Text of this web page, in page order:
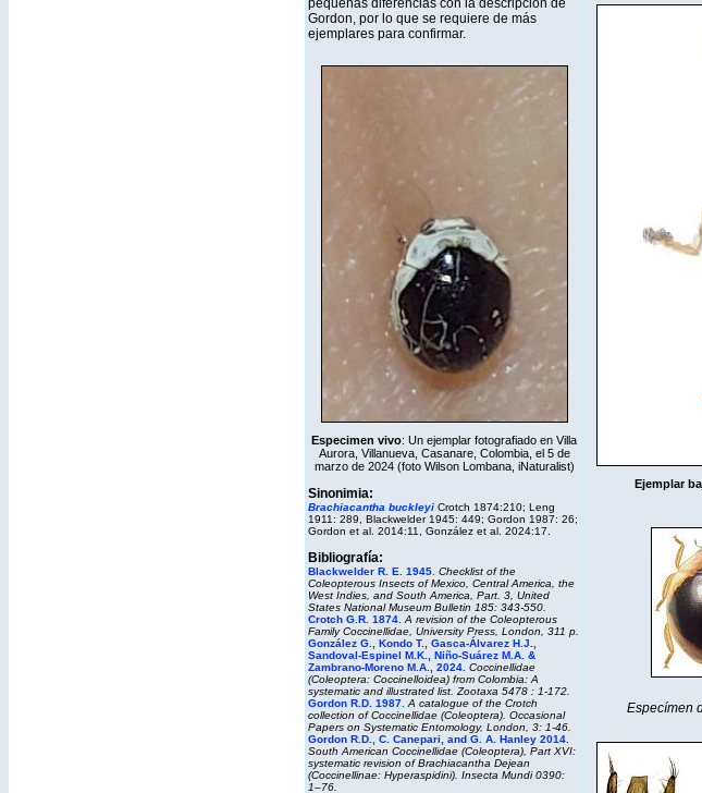
pequeñas diferencias con la descripción de
Gordon, por lo que se requiere de más
ejemplares para confirmar.
Especimen vivo: Un ejemplar fotografiado en Villa
Aurora, Villanueva, Casanare, Colombia, el 5 de
marzo de 2024 (foto Wilson Lombana, iNaturalist)
Sinonimia:
Brachiacantha buckleyi Crotch 1874:210; Leng
1911: 289, Blackwelder 1945: 449; Gordon 1987: 26;
Gordon et al. 2014:11, González et al. 2024:17.
Bibliografía:
Blackwelder R. E. 1945 Checklist of the
Coleopterous Insects of Mexico, Central America, the
West Indies, and South America, Part. 3, United
States National Museum Bulletin 185: 343-550.
Crotch G.R. 1874 A revision of the Coleopterous
Family Coccinellidae , University Press, London, 311 p.
González G., Kondo T., Gasca-Álvarez H.J.,
Sandoval-Espinel M.K., Niño-Suárez M.A. &
Zambrano-Moreno M.A., 2024. Coccinellidae
(Coleoptera: Coccinelloidea) from Colombia: A
systematic and illustrated list. Zootaxa 5478 : 1-172.
Gordon R.D. 1987 A catalogue of the Crotch
collection of Coccinellidae (Coleoptera). Occasional
Papers on Systematic Entomology, London, 3: 1-46.
Gordon R.D., C. Canepari, and G. A. Hanley 2014.
South American Coccinellidae (Coleoptera), Part XVI:
systematic revision ofBrachiacantha Dejean
(Coccinellinae: Hyperaspidini). Insecta Mundi0390:
1–76.
Ejemplar
Especímen